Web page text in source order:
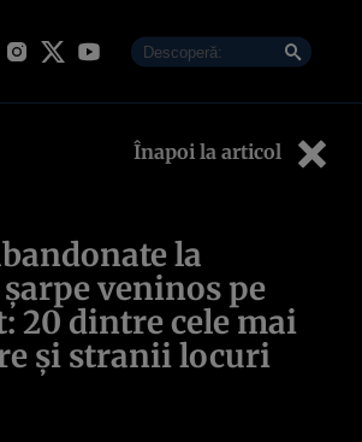
Înapoi la articol
la
veninos pe
20 dintre cele mai
şi stranii locuri